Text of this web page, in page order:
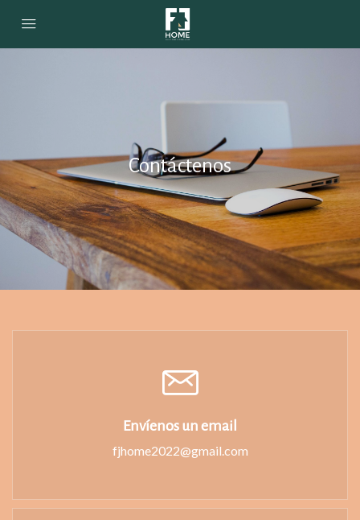
Contáctenos
Envíenos un email
fjhome2022@gmail.com